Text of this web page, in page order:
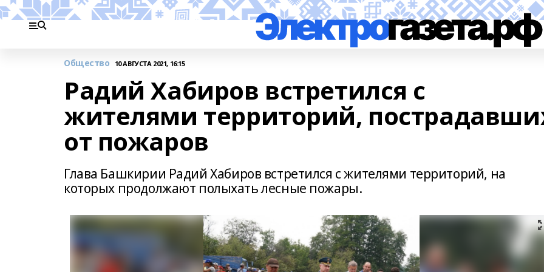
Общество 10 АВГУСТА 2021, 16:15
Радий Хабиров встретился с
жителями территорий,
от пожаров
Глава Башкирии Радий Хабиров встретился с жителями территорий, на
которых продолжают полыхать лесные пожары.